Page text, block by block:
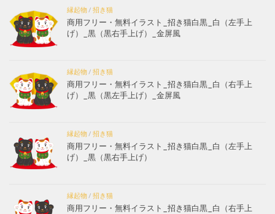
縁起物/ 招き猫
商用フリー・無料イラスト_招き猫白黒_白（左手上
げ）_黒（黒右手上げ）_金屏風
縁起物/ 招き猫
商用フリー・無料イラスト_招き猫白黒_白（右手上
げ）_黒（黒左手上げ）_金屏風
縁起物/ 招き猫
商用フリー・無料イラスト_招き猫白黒_白（左手上
げ）_黒（黒右手上げ）
縁起物/ 招き猫
商用フリー・無料イラスト_招き猫白黒_白（右手上